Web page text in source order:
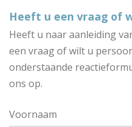
Heeft u een vraag of
Heeft u naar aanleiding
een vraag of wilt u
onderstaande
ons op.
Voornaam